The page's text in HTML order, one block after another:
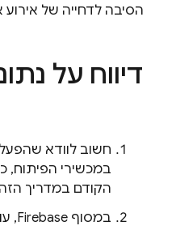
הסיבה לדחייה של
דיווח על
חשוב לוודא
במכשירי
הקודם במדריך
במסוף Firebase
,